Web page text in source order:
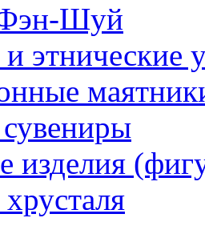
Шуй
этнические
изделия